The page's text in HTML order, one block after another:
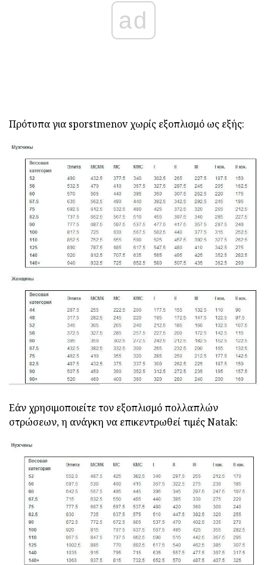
ad
Πρότυπα για sporstmenov χωρίς εξοπλισμό ως εξής:
Εάν χρησιμοποιείτε τον εξοπλισμό πολλαπλών
στρώσεων, η ανάγκη να επικεντρωθεί τιμές Natak: